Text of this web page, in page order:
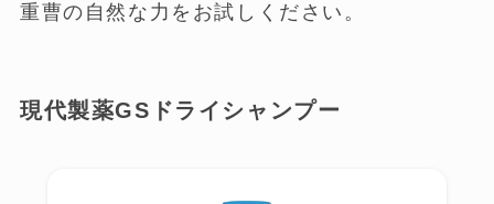
重曹の自然な力をお試しください。
現代製薬GSドライシャンプー